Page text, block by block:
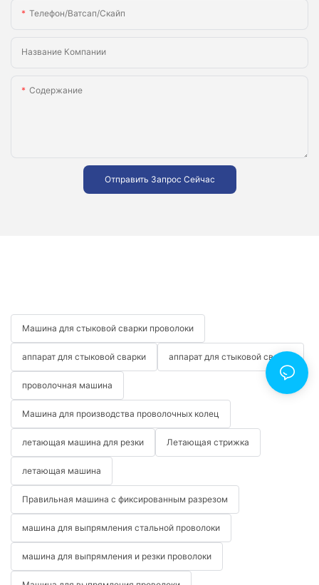
Телефон/ватсап/скайп
Название Компании
Содержание
Отправить Запрос Сейчас
Машина для стыковой сварки проволоки
аппарат для стыковой сварки аппарат для стыковой сварки
проволочная машина
Машина для производства проволочных колец
летающая машина для резки Летающая стрижка
летающая машина
Правильная машина с фиксированным разрезом
машина для выпрямления стальной проволоки
машина для выпрямления и резки проволоки